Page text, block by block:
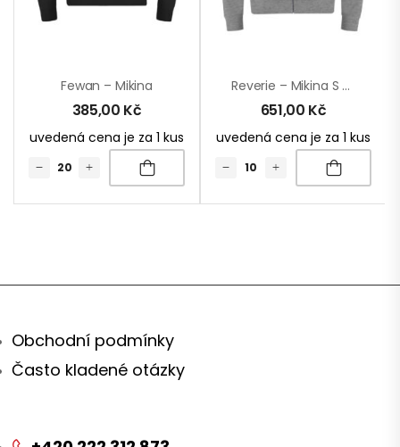
Fewan – Mikina
385,00 Kč
uvedená cena je za 1 kus
Reverie – Mikina S Kapucí
651,00 Kč
uvedená cena je za 1 kus
Obchodní podmínky
Často kladené otázky